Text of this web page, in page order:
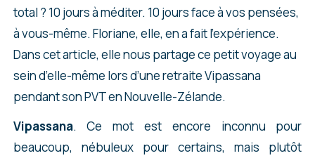
total ? 10 jours à méditer. 10 jours face à vos pensées,
à vous-même. Floriane, elle, en a fait l’expérience.
Dans cet article, elle nous partage ce petit voyage au
sein d’elle-même lors d’une retraite Vipassana
pendant son PVT en Nouvelle-Zélande.
Vipassana. Ce mot est encore inconnu pour
beaucoup, nébuleux pour certains, mais plutôt